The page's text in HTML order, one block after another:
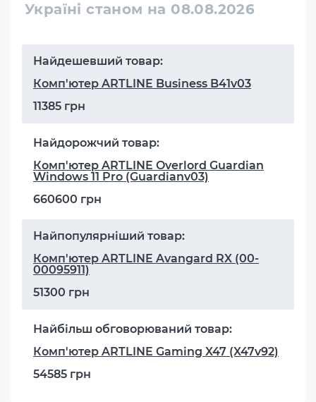
Україні станом на 08.08.2026
Найдешевший товар:
Комп'ютер ARTLINE Business B41v03
11385 грн
Найдорожчий товар:
Комп'ютер ARTLINE Overlord Guardian
Windows 11 Pro (Guardianv03)
660600 грн
Найпопулярніший товар:
Комп'ютер ARTLINE Avangard RX (00-
00095911)
51300 грн
Найбільш обговорюваний товар:
Комп'ютер ARTLINE Gaming X47 (X47v92)
54585 грн